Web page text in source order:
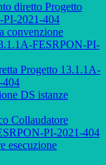
diretto Progetto
2021-404
convenzione
FESRPON-PI-
Progetto 13.1.1A-
404
DS istanze
Collaudatore
PI-2021-404
esecuzione